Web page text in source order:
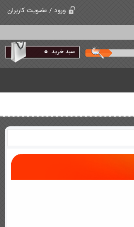
ورود / عضویت کاربران
سبد خرید 0